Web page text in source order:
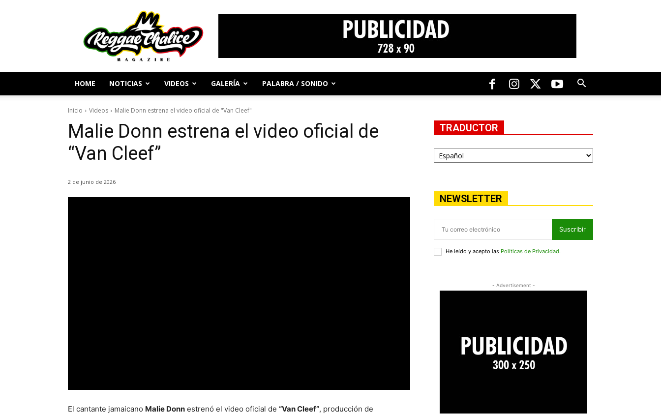
Periodismo
y
Cultura
Reggae
HOME NOTICIAS VIDEOS GALERÍA PALABRA / SONIDO
Inicio Videos Malie Donn estrena el video oficial de "Van Cleef"
Malie Donn estrena el video oficial de
“Van Cleef”
2 de junio de 2026
El cantante jamaicano Malie Donn estrenó el video oficial de “Van Cleef”, producción de
TRADUCTOR
NEWSLETTER
Suscribir
He leído y acepto las Políticas de Privacidad.
- Advertisement -